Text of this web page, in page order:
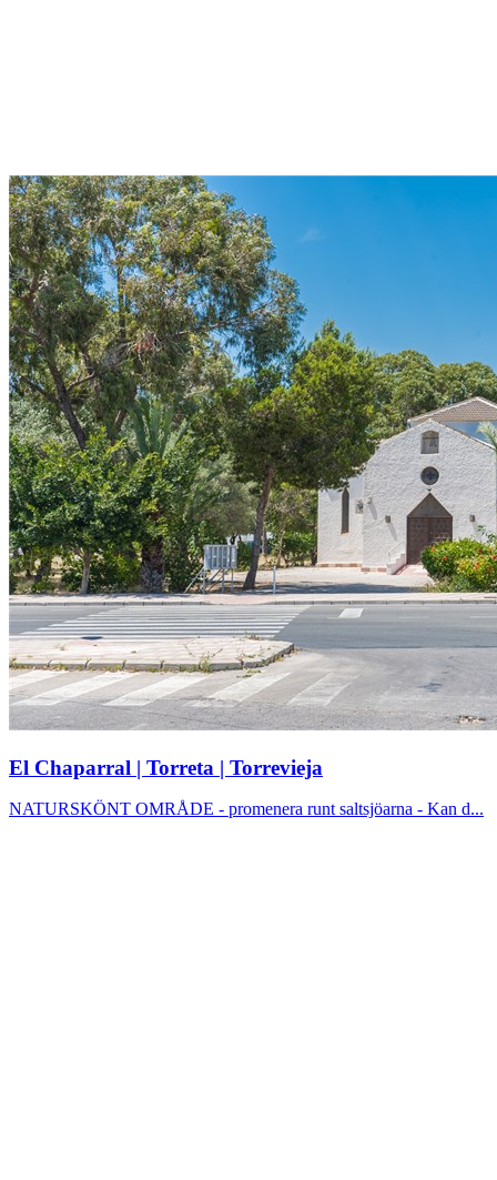
El Chaparral | Torreta | Torrevieja
NATURSKÖNT OMRÅDE - promenera runt saltsjöarna - Kan d...